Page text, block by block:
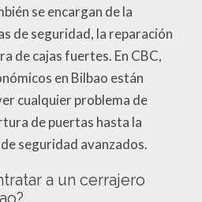
se encargan de la
de seguridad, la reparación
de cajas fuertes. En CBC,
en Bilbao están
cualquier problema de
de puertas hasta la
seguridad avanzados.
a un cerrajero